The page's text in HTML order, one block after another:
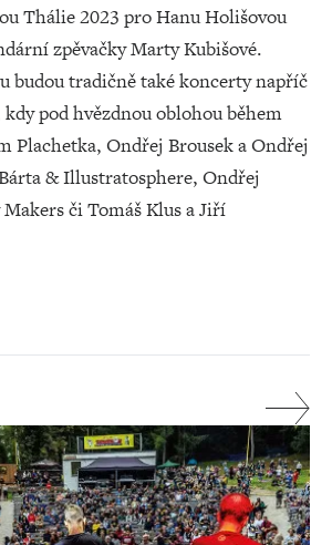
Thálie 2023 pro Hanu Holišovou
zpěvačky Marty Kubišové.
budou tradičně také koncerty napříč
pod hvězdnou oblohou během
Plachetka, Ondřej Brousek a Ondřej
& Illustratosphere, Ondřej
či Tomáš Klus a Jiří